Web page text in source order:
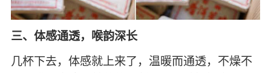
三、体感通透，喉韵深长
几杯下去，体感就上来了，温暖而通透，不燥不